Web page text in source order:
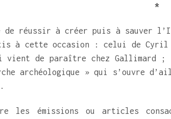
de réussir à créer puis à sauver
à cette occasion : celui de Cyril
vient de paraître chez Gallimard ;
archéologique » qui s’ouvre
les émissions ou articles